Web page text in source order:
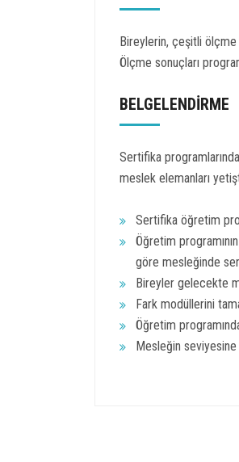
Bireylerin, çeşitli ölçme
Ölçme sonuçları
BELGELENDİRME
Sertifika
meslek elemanları
Sertifika öğretim
Öğretim
göre mesleğinde
Bireyler gelecekte
Fark modüllerini
Öğretim
Mesleğin